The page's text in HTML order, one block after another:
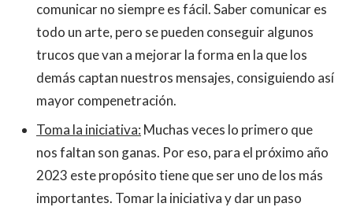
comunicar no siempre es fácil. Saber comunicar es
todo un arte, pero se pueden conseguir algunos
trucos que van a mejorar la forma en la que los
demás captan nuestros mensajes, consiguiendo así
mayor compenetración.
Toma la iniciativa: Muchas veces lo primero que
nos faltan son ganas. Por eso, para el próximo año
2023 este propósito tiene que ser uno de los más
importantes. Tomar la iniciativa y dar un paso